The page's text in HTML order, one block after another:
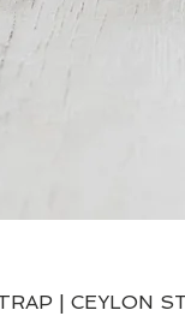
| CEYLON